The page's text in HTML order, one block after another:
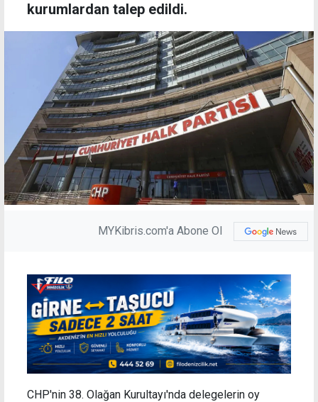
kurumlardan talep edildi.
MYKibris.com'a Abone Ol
CHP'nin 38. Olağan Kurultayı'nda delegelerin oy